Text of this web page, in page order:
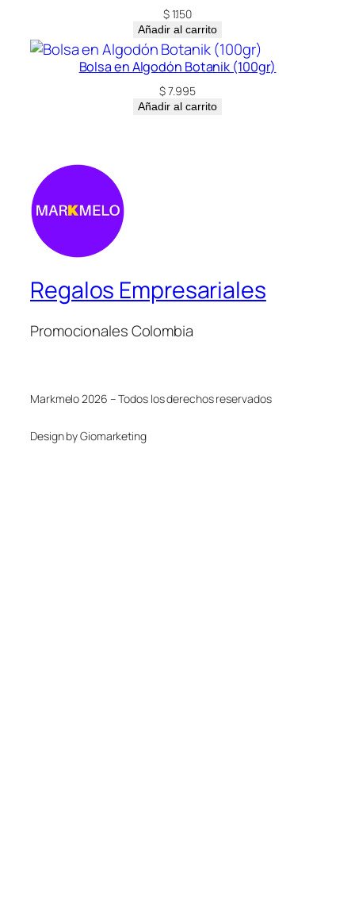
$1.150
Añadir al carrito
Bolsa en Algodón Botanik (100gr)
$7.995
Añadir al carrito
Regalos Empresariales
Promocionales Colombia
Markmelo 2026 – Todos los derechos reservados
Design by Giomarketing